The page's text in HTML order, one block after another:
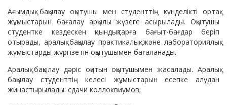
Ағымдық бақылау оқытушы мен студенттің күнделікті ортақ
жұмыстарын бағалау арқылы жүзеге асырылады. Оқытушы
студентке кездескен қиындықтарға бағыт-бағдар беріп
отырады, аралық бақылау практикалық және лабораториялық
жұмыстарды жүргізетін оқытушымен бағаланады.
Аралық бақылау дәріс оқитын оқытушымен жасалады. Аралық
бақылау студенттің келесі жұмыстарын есепке алудан
жинастырылады: сдачи коллоквиумов;